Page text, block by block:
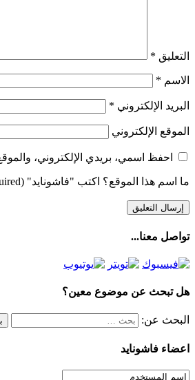
التعليق *
الاسم *
البريد الإلكتروني *
الموقع الإلكتروني
احفظ اسمي، بريدي الإلكتروني،
ما اسم هذا الموقع؟ اكتب "فاشونايد" (Required)
تواصل معنا...
هل تبحث عن موضوع معين؟
البحث عن:
اعضاء فاشونايد